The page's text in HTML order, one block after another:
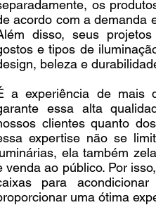
os
acordo com a demanda
disso, seus
e tipos de
beleza e
a experiência de mais
essa alta
clientes quanto
expertise não se
ela também
venda ao público. Por
para
uma ótima